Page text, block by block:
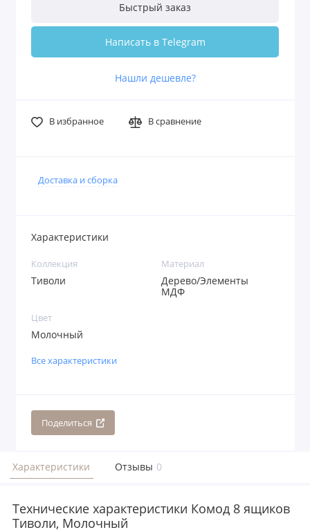
Быстрый заказ
Написать в Telegram
Нашли дешевле?
В избранное В сравнение
Доставка и сборка
Характеристики
Коллекция
Тиволи
Материал
Дерево/Элементы
МДФ
Цвет
Молочный
Все характеристики
Поделиться
Характеристики Отзывы 0
Технические характеристики Комод 8 ящиков
Тиволи, Молочный